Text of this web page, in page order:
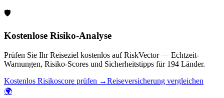
🛡️
Kostenlose Risiko-Analyse
Prüfen Sie Ihr Reiseziel kostenlos auf RiskVector — Echtzeit-
Warnungen, Risiko-Scores und Sicherheitstipps für 194 Länder.
Kostenlos Risikoscore prüfen →Reiseversicherung vergleichen
🌍